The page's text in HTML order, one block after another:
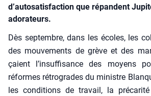
d’autosatisfaction que répandent
adorateurs.
Dès sep­tembre, dans les écoles, les
des mou­ve­ments de grève et des
çaient l’in­suf­fi­sance des moyens
réformes rétro­grades du ministre
les condi­tions de tra­vail, la